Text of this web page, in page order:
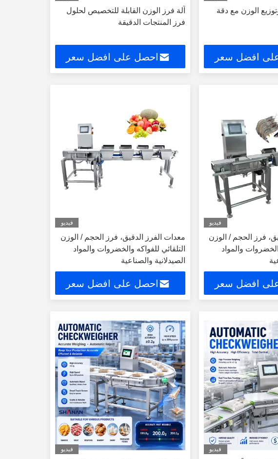
الوزن مع دقة
افضل سعر
آلة فرز الوزن القابلة للتخصيص لحلول
فرز المنتجات الدقيقة
احصل على افضل سعر
فيديو
فرز الحجم / الوزن
والمواد
افضل سعر
فيديو
معدات الفرز الدقيق، فرز الحجم / الوزن
التلقائي للفواكه والخضروات والمواد
الصيدلانية والصناعية
احصل على افضل سعر
فيديو فيديو